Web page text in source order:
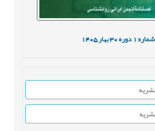
شماره1 دوره30 بهار1405